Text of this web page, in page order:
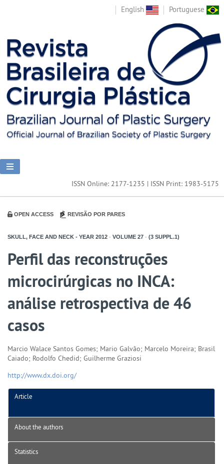
English Portuguese
ISSN Online: 2177-1235 | ISSN Print: 1983-5175
OPEN ACCESS REVISÃO POR PARES
SKULL, FACE AND NECK - YEAR 2012 - VOLUME 27 - (3 SUPPL.1)
Perfil das reconstruções
microcirúrgicas no INCA:
análise retrospectiva de 46
casos
Marcio Walace Santos Gomes; Mario Galvão; Marcelo Moreira; Brasil
Caiado; Rodolfo Chedid; Guilherme Graziosi
http://www.dx.doi.org/
Article
About the authors
Statistics